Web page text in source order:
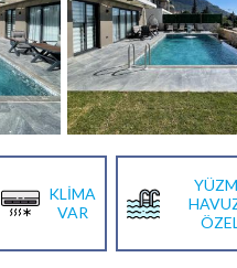
KLİMA
VAR